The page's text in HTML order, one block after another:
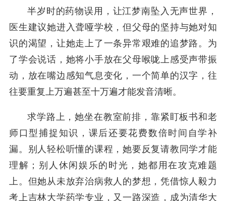
半岁时的药物误用，让江梦南坠入无声世界，
医生建议她进入聋哑学校，但父母的坚持与她对知
识的渴望，让她走上了一条异常艰难的追梦路。为
了学会说话，她将小手放在父母喉咙上感受声带振
动，放在嘴边感知气息变化，一个简单的汉字，往
往要重复上万遍甚至十万遍才能发音清晰。
求学路上，她坐在教室前排，靠紧盯板书和老
师口型捕捉知识，课后还要花费数倍时间自学补
漏。别人轻松听懂的课程，她要反复请教同学才能
理解；别人休闲娱乐的时光，她都用在攻克难题
上。但她从未放弃治病救人的梦想，凭借惊人毅力
考上吉林大学药学专业，又一路深造，成为清华大